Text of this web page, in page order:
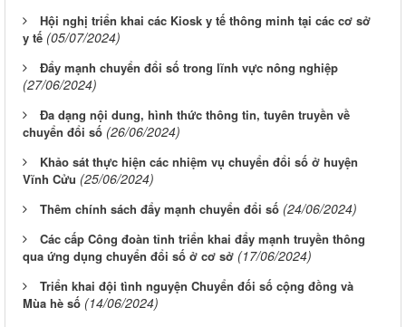
Hội nghị triển khai các Kiosk y tế thông minh tại các cơ sở
y tế (05/07/2024)
Đẩy mạnh chuyển đổi số trong lĩnh vực nông nghiệp
(27/06/2024)
Đa dạng nội dung, hình thức thông tin, tuyên truyền về
chuyển đổi số (26/06/2024)
Khảo sát thực hiện các nhiệm vụ chuyển đổi số ở huyện
Vĩnh Cửu (25/06/2024)
Thêm chính sách đẩy mạnh chuyển đổi số (24/06/2024)
Các cấp Công đoàn tỉnh triển khai đẩy mạnh truyền thông
qua ứng dụng chuyển đổi số ở cơ sở (17/06/2024)
Triển khai đội tình nguyện Chuyển đối số cộng đồng và
Mùa hè số (14/06/2024)
Từ ngày 03/8/2026 đến ngày 09/8/2026